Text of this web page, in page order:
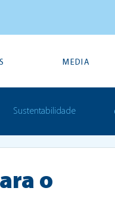
MEDIA
Sustentabilidade
o